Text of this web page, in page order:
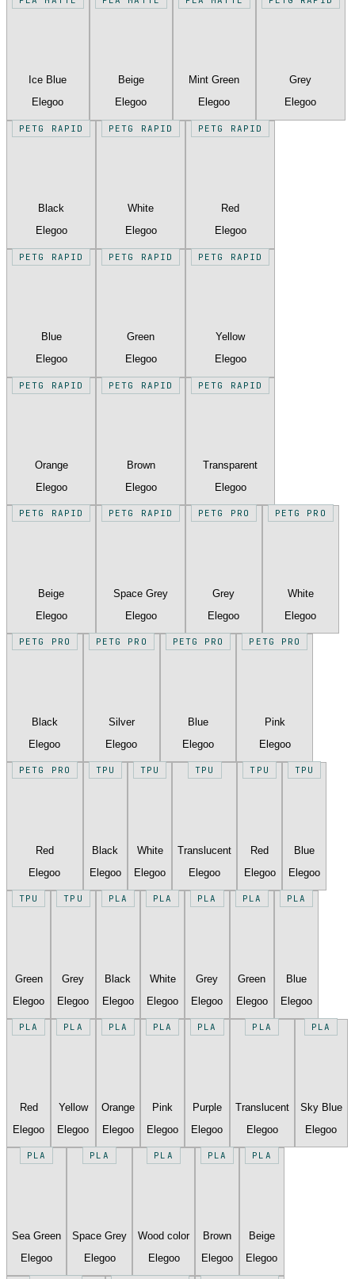
Ice Blue
Elegoo
Beige
Elegoo
Mint Green
Elegoo
Grey
Elegoo
PETG RAPID
Black
Elegoo
PETG RAPID
White
Elegoo
PETG RAPID
Red
Elegoo
PETG RAPID
Blue
Elegoo
PETG RAPID
Green
Elegoo
PETG RAPID
Yellow
Elegoo
PETG RAPID
Orange
Elegoo
PETG RAPID
Brown
Elegoo
PETG RAPID
Transparent
Elegoo
PETG RAPID
Beige
Elegoo
PETG RAPID
Space Grey
Elegoo
PETG PRO
Grey
Elegoo
PETG PRO
White
Elegoo
PETG PRO
Black
Elegoo
PETG PRO
Silver
Elegoo
PETG PRO
Blue
Elegoo
PETG PRO
Pink
Elegoo
PETG PRO
Red
Elegoo
TPU
Black
Elegoo
TPU
White
Elegoo
TPU
Translucent
Elegoo
TPU
Red
Elegoo
TPU
Blue
Elegoo
TPU
Green
Elegoo
TPU
Grey
Elegoo
PLA
Black
Elegoo
PLA
White
Elegoo
PLA
Grey
Elegoo
PLA
Green
Elegoo
PLA
Blue
Elegoo
PLA
Red
Elegoo
PLA
Yellow
Elegoo
PLA
Orange
Elegoo
PLA
Pink
Elegoo
PLA
Purple
Elegoo
PLA
Translucent
Elegoo
PLA
Sky Blue
Elegoo
PLA
Sea Green
Elegoo
PLA
Space Grey
Elegoo
PLA
Wood color
Elegoo
PLA
Brown
Elegoo
PLA
Beige
Elegoo